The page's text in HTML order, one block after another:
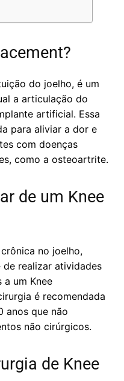
do joelho, é um
a articulação do
artificial. Essa
para aliviar a dor e
com doenças
como a osteoartrite.
de um Knee
no joelho,
realizar atividades
um Knee
é recomendada
anos que não
não cirúrgicos.
de Knee